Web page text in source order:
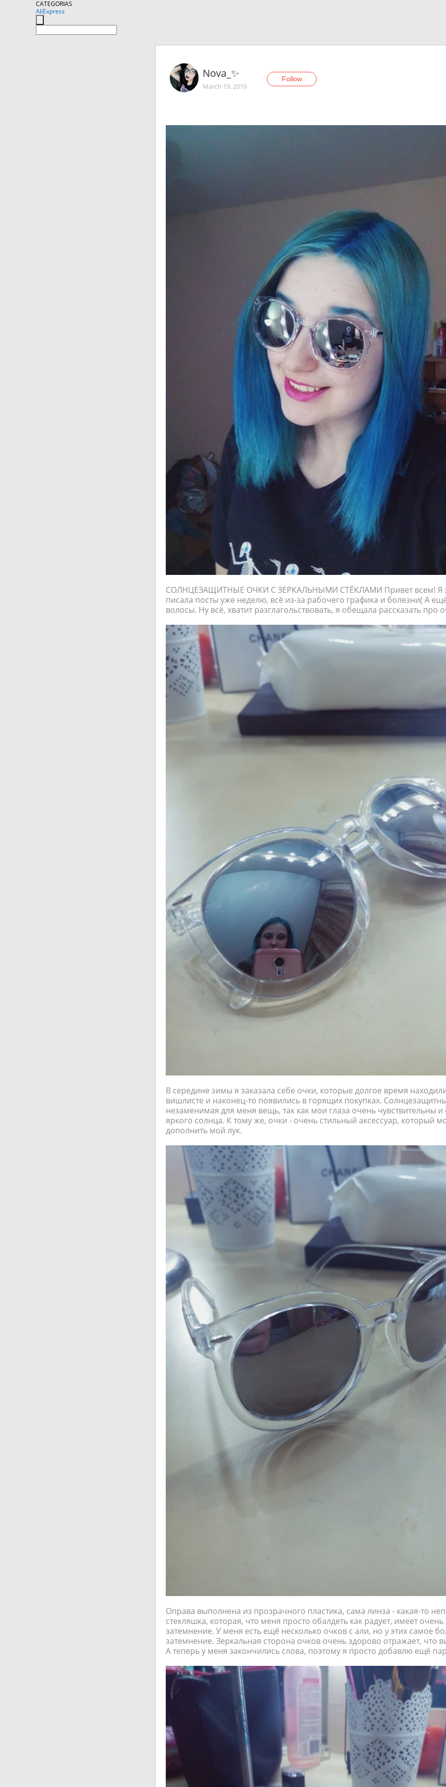
CATEGORIAS
AliExpress
Nova_✨
March 19, 2016
Follow
СОЛНЦЕЗАЩИТНЫЕ ОЧКИ С ЗЕРКАЛЬНЫМИ СТЁКЛАМИ Привет всем! Я
писала посты уже неделю, всё из-за рабочего графика и болезни( А
волосы. Ну всё, хватит разглагольствовать, я обещала рассказать про
В середине зимы я заказала себе очки, которые долгое время
вишлисте и наконец-то появились в горящих покупках.
незаменимая для меня вещь, так как мои глаза очень чувствительны и
яркого солнца. К тому же, очки - очень стильный аксессуар, который
дополнить мой лук.
Оправа выполнена из прозрачного пластика, сама линза - какая-то
стекляшка, которая, что меня просто обалдеть как радует, имеет
затемнение. У меня есть ещё несколько очков с али, но у этих самое
затемнение. Зеркальная сторона очков очень здорово отражает, что
А теперь у меня закончились слова, поэтому я просто добавлю ещё